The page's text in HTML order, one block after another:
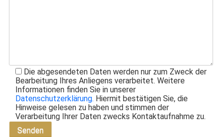
Die abgesendeten Daten werden nur zum Zweck der
Bearbeitung Ihres Anliegens verarbeitet. Weitere
Informationen finden Sie in unserer
Datenschutzerklärung. Hiermit bestätigen Sie, die
Hinweise gelesen zu haben und stimmen der
Verarbeitung Ihrer Daten zwecks Kontaktaufnahme zu.